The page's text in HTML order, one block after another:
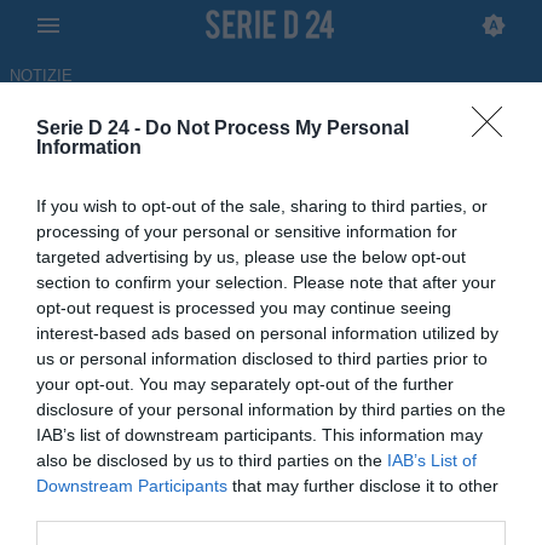
Serie D 24 - Do Not Process My Personal
Information
If you wish to opt-out of the sale, sharing to third parties, or
processing of your personal or sensitive information for
targeted advertising by us, please use the below opt-out
section to confirm your selection. Please note that after your
opt-out request is processed you may continue seeing
interest-based ads based on personal information utilized by
us or personal information disclosed to third parties prior to
your opt-out. You may separately opt-out of the further
disclosure of your personal information by third parties on the
IAB’s list of downstream participants. This information may
also be disclosed by us to third parties on the IAB’s List of
Downstream Participants that may further disclose it to other
NOTIZIE
Massimo Goh: "Ad Acquaviva
ho ritrovato fiducia e serenità:
lavoro per raggiungere
traguardi importanti"
INTERVISTA
22.06.2026 12:20 di
Antonino Iorfida
L'intervista di seried24.com a Massimo Goh, ex attaccante di Virtus
Verona e Cavese, tra le altre, reduce dall'esperienza all'Acquaviva
in Eccellenza